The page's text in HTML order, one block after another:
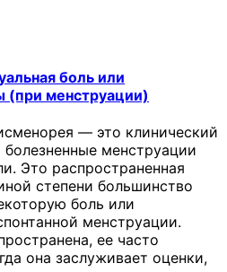
боль или
(при менструации)
— это клинический
менструации
Это распространенная
степени большинство
боль или
менструации.
ее часто
она заслуживает оценки,